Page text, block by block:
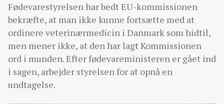
Fødevarestyrelsen har bedt EU-kommissionen
bekræfte, at man ikke kunne fortsætte med at
ordinere veterinærmedicin i Danmark som hidtil,
men mener ikke, at den har lagt Kommissionen
ord i munden. Efter fødevareministeren er gået ind
i sagen, arbejder styrelsen for at opnå en
undtagelse.